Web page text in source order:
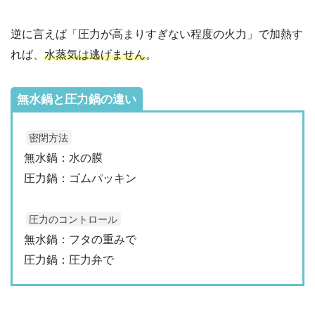
逆に言えば「圧力が高まりすぎない程度の火力」で加熱す
れば、 水蒸気は逃げません。
無水鍋と圧力鍋の違い
密閉方法
無水鍋：水の膜
圧力鍋：ゴムパッキン
圧力のコントロール
無水鍋：フタの重みで
圧力鍋：圧力弁で